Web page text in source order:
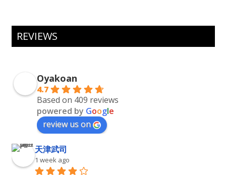
REVIEWS
Oyakoan
4.7
Based on 409 reviews
powered by Google
review us on
天津武司
1 week ago